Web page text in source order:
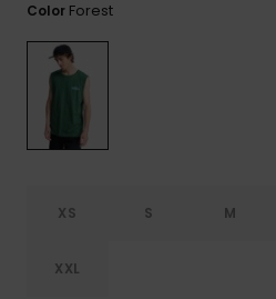
Color Forest
XS S M
XXL